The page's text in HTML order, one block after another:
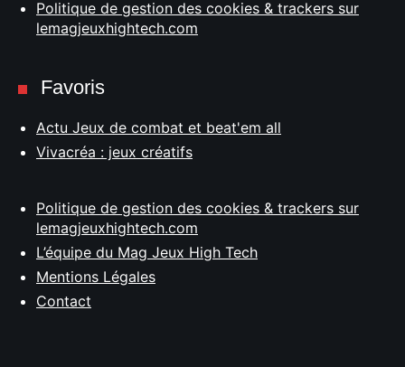
Politique de gestion des cookies & trackers sur
lemagjeuxhightech.com
Favoris
Actu Jeux de combat et beat'em all
Vivacréa : jeux créatifs
Politique de gestion des cookies & trackers sur
lemagjeuxhightech.com
L’équipe du Mag Jeux High Tech
Mentions Légales
Contact